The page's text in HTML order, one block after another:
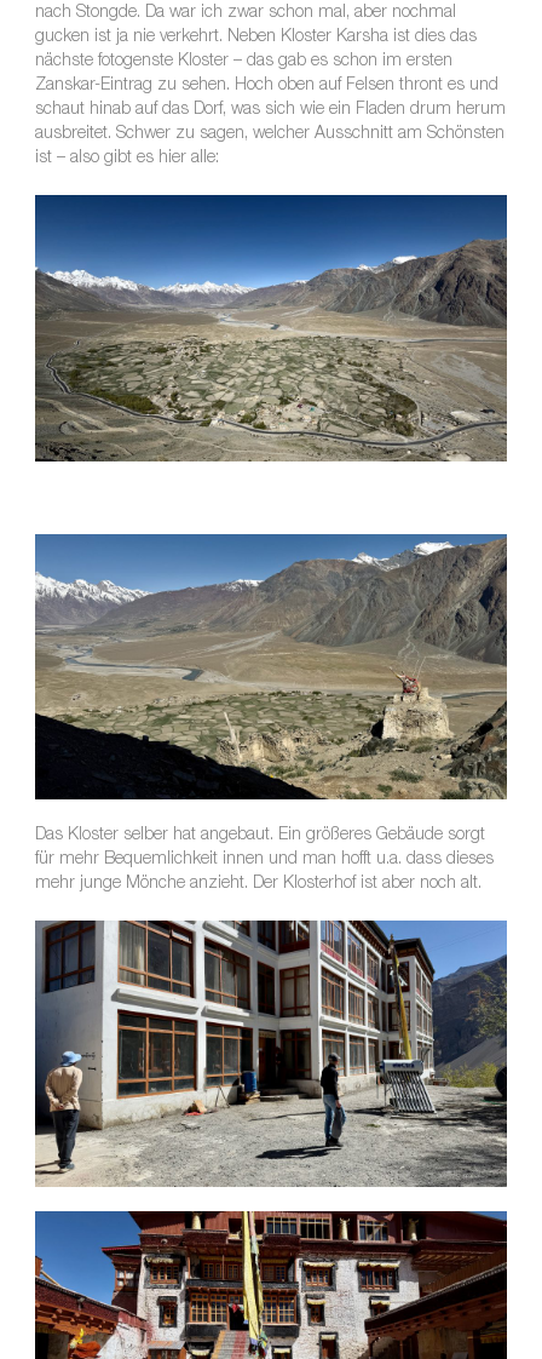
nach Stongde. Da war ich zwar schon mal, aber nochmal
gucken ist ja nie verkehrt. Neben Kloster Karsha ist dies das
nächste fotogenste Kloster – das gab es schon im ersten
Zanskar-Eintrag zu sehen. Hoch oben auf Felsen thront es und
schaut hinab auf das Dorf, was sich wie ein Fladen drum herum
ausbreitet. Schwer zu sagen, welcher Ausschnitt am Schönsten
ist – also gibt es hier alle:
Das Kloster selber hat angebaut. Ein größeres Gebäude sorgt
für mehr Bequemlichkeit innen und man hofft u.a. dass dieses
mehr junge Mönche anzieht. Der Klosterhof ist aber noch alt.